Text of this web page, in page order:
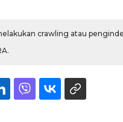
crawling atau